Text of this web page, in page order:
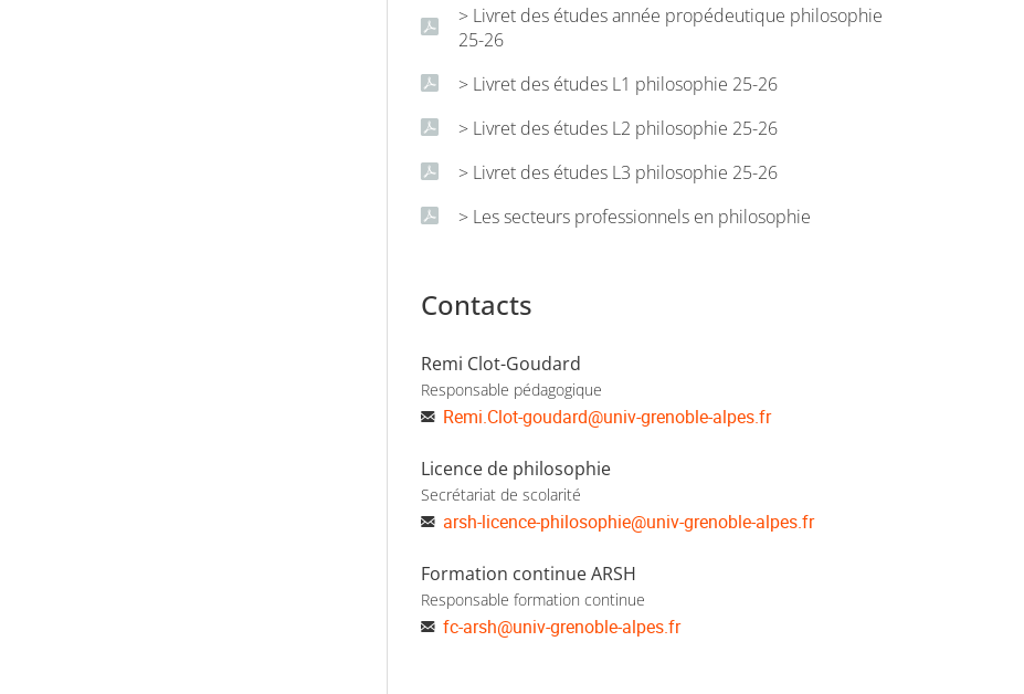
> Livret des études année propédeutique philosophie
25-26
> Livret des études L1 philosophie 25-26
> Livret des études L2 philosophie 25-26
> Livret des études L3 philosophie 25-26
> Les secteurs professionnels en philosophie
Contacts
Remi Clot-Goudard
Responsable pédagogique
Remi.Clot-goudard@univ-grenoble-alpes.fr
Licence de philosophie
Secrétariat de scolarité
arsh-licence-philosophie@univ-grenoble-alpes.fr
Formation continue ARSH
Responsable formation continue
fc-arsh@univ-grenoble-alpes.fr